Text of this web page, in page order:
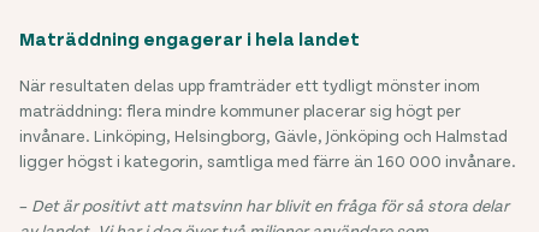
Maträddning engagerar i hela landet
När resultaten delas upp framträder ett tydligt mönster inom
maträddning: flera mindre kommuner placerar sig högt per
invånare. Linköping, Helsingborg, Gävle, Jönköping och Halmstad
ligger högst i kategorin, samtliga med färre än 160 000 invånare.
– Det är positivt att matsvinn har blivit en fråga för så stora delar